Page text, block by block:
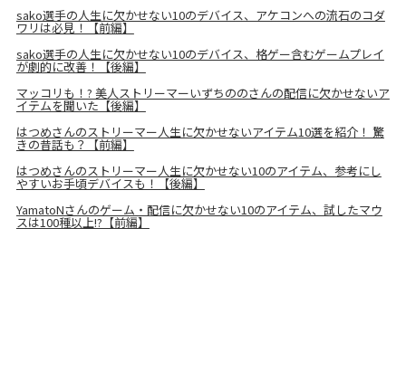
sako選手の人生に欠かせない10のデバイス、アケコンへの流石のコダ
ワリは必見！【前編】
sako選手の人生に欠かせない10のデバイス、格ゲー含むゲームプレイ
が劇的に改善！【後編】
マッコリも！? 美人ストリーマーいずちののさんの配信に欠かせないア
イテムを聞いた【後編】
はつめさんのストリーマー人生に欠かせないアイテム10選を紹介！ 驚
きの昔話も？【前編】
はつめさんのストリーマー人生に欠かせない10のアイテム、参考にし
やすいお手頃デバイスも！【後編】
YamatoNさんのゲーム・配信に欠かせない10のアイテム、試したマウ
スは100種以上!?【前編】